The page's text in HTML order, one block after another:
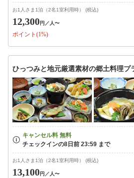
お1人さま1泊（2名1室利用時） (税込)
12,300円 ／人〜
ポイント(1%)
ひっつみと地元厳選素材の郷土料理プ
お1人さま1泊（2名1室利用時） (税込)
13,100円 ／人〜